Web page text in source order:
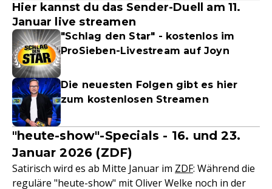
Hier kannst du das Sender-Duell am 11.
Januar live streamen
"Schlag den Star" - kostenlos im
ProSieben-Livestream auf Joyn
Die neuesten Folgen gibt es hier
zum kostenlosen Streamen
"heute-show"-Specials - 16. und 23.
Januar 2026 (ZDF)
Satirisch wird es ab Mitte Januar im ZDF: Während die
reguläre "heute-show" mit Oliver Welke noch in der